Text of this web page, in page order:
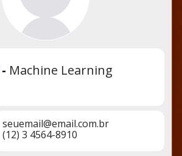
- Machine Learning
seuemail@email.com.br
(12) 3 4564-8910